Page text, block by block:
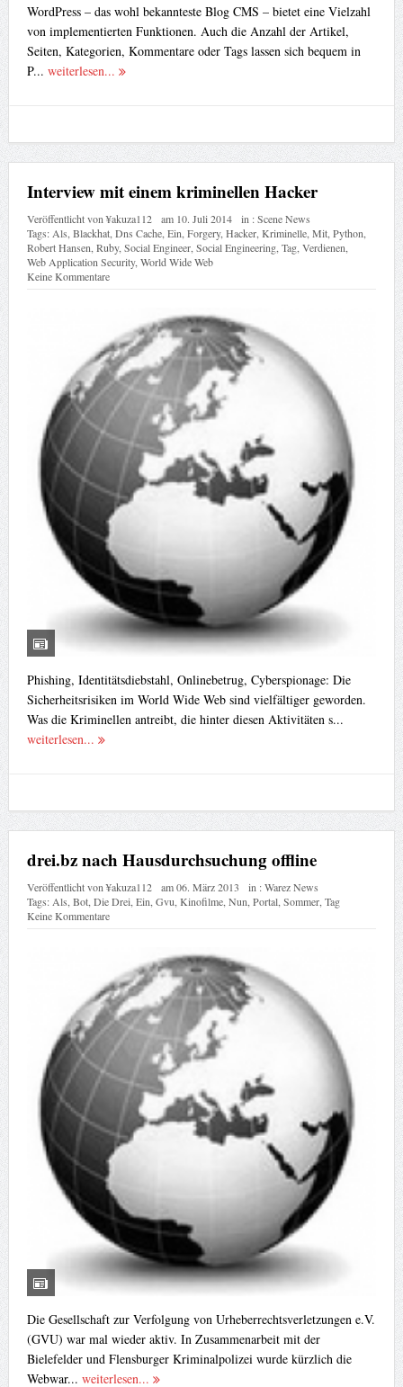
WordPress – das wohl bekannteste Blog CMS – bietet eine Vielzahl
von implementierten Funktionen. Auch die Anzahl der Artikel,
Seiten, Kategorien, Kommentare oder Tags lassen sich bequem in
P... weiterlesen...
Interview mit einem kriminellen Hacker
Veröffentlicht von¥akuza112 am 10. Juli 2014 in :Scene News
Tags: Als Blackhat, Dns Cache, Ein Forgery, Hacker, Kriminelle, Mit, Python
Robert Hansen Ruby, Social Engineer, Social Engineering, Tag, Verdienen
Web Application Security, World Wide Web
Keine Kommentare
Phishing, Identitätsdiebstahl, Onlinebetrug, Cyberspionage: Die
Sicherheitsrisiken im World Wide Web sind vielfältiger geworden.
Was die Kriminellen antreibt, die hinter diesen Aktivitäten s...
weiterlesen...
drei.bz nach Hausdurchsuchung offline
Veröffentlicht von¥akuza112 am06. März 2013 in :Warez News
Tags: Als Bot, Die Drei Ein Gvu Kinofilme, Nun Portal, Sommer, Tag
Keine Kommentare
Die Gesellschaft zur Verfolgung von Urheberrechtsverletzungen e.V.
(GVU) war mal wieder aktiv. In Zusammenarbeit mit der
Bielefelder und Flensburger Kriminalpolizei wurde kürzlich die
Webwar... weiterlesen...